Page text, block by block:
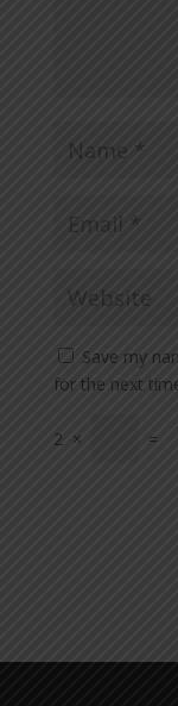
Save my
for the next
2 × =